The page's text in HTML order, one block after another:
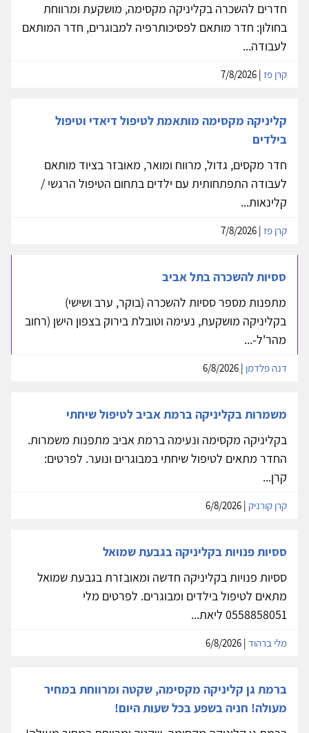
חדרים להשכרה בקליניקה מקסימה, מושקעת ומרווחת
בחולון: חדר מותאם לפסיכותרפיה למבוגרים, חדר המותאם
לעבודה...
קרן פז
קליניקה מקסימה מותאמת לטיפול דיאדי וטיפול
בילדים
חדר מקסים, גדול, מרווח ומואר, מאובזר בציוד מותאם
לעבודה התפתחותית עם ילדים בתחום הטיפול הרגשי /
קלינאות...
קרן פז
ססיות להשכרה בתל אביב
מתפנות מספר ססיות להשכרה (בוקר, ערב ושישי)
בקליניקה מושקעת, נעימה וטובלת בירוק בצפון הישן (רחוב
מהר'ל-...
דנה פלדמן
משמרות בקליניקה ברמת אביב לטיפול שיחתי
בקליניקה מקסימה ונעימה ברמת אביב מתפנות משמרות.
החדר מתאים לטיפול שיחתי במבוגרים ונוער. לפרטים:
קרן...
קרן קורניק
ססיות פנויות בקליניקה בגבעת שמואל
ססיות פנויות בקליניקה חדשה ומאובזרת בגבעת שמואל
מתאים לטיפול בילדים ומבוגרים. לפרטים מלי
0558858051 ליאת...
מלי ברהוד
ברמת גן קליניקה מקסימה, שקטה ומרווחת במחיר
מעולה! חניה בשפע בכל שעות היום!